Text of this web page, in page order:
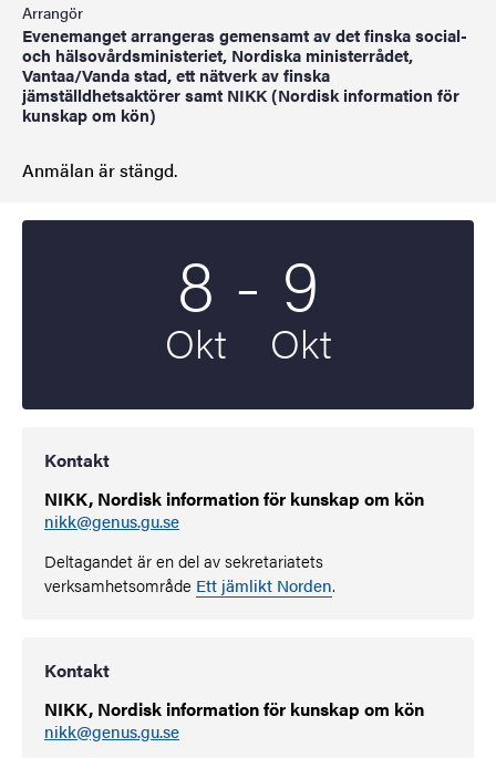
Arrangör
Evenemanget arrangeras gemensamt av det finska social-
och hälsovårdsministeriet, Nordiska ministerrådet,
Vantaa/Vanda stad, ett nätverk av finska
jämställdhetsaktörer samt NIKK (Nordisk information för
kunskap om kön)
Anmälan är stängd.
8
Okt
Till
- 9
Okt
Kontakt
NIKK, Nordisk information för kunskap om kön
nikk@genus.gu.se
Deltagandet är en del av sekretariatets
verksamhetsområde Ett jämlikt Norden.
Kontakt
NIKK, Nordisk information för kunskap om kön
nikk@genus.gu.se